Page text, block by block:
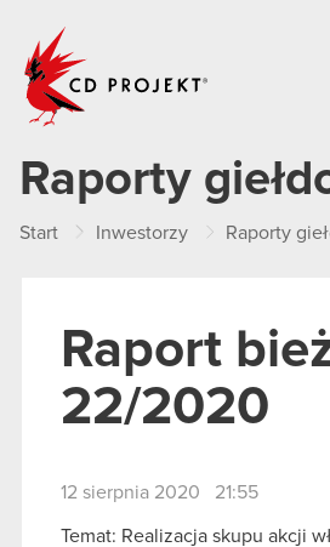
Raporty
Start Inwestorzy Raporty
Raport
22/2020
12 sierpnia 2020 21:55
Temat: Realizacja skupu akcji